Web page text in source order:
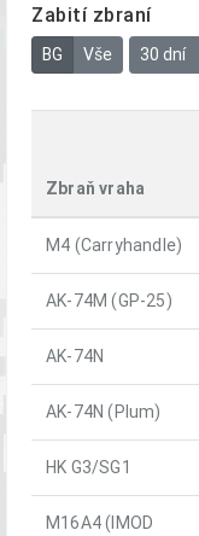
Zabití zbraní
BG Vše 30 dní
Zbraň vraha
M4 (Carryhandle)
AK-74M (GP-25)
AK-74N
AK-74N (Plum)
HK G3/SG1
M16A4 (IMOD